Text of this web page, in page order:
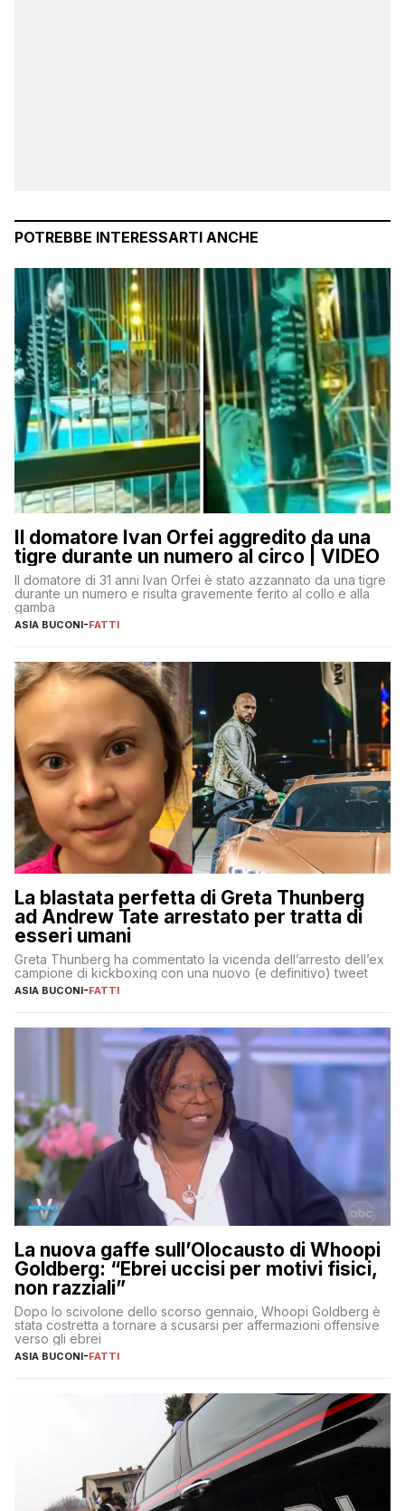
POTREBBE INTERESSARTI ANCHE
Il domatore Ivan Orfei aggredito da una
tigre durante un numero al circo | VIDEO
Il domatore di 31 anni Ivan Orfei è stato azzannato da una tigre
durante un numero e risulta gravemente ferito al collo e alla
gamba
ASIA BUCONI-FATTI
La blastata perfetta di Greta Thunberg
ad Andrew Tate arrestato per tratta di
esseri umani
Greta Thunberg ha commentato la vicenda dell’arresto dell’ex
campione di kickboxing con una nuovo (e definitivo) tweet
ASIA BUCONI-FATTI
La nuova gaffe sull’Olocausto di Whoopi
Goldberg: “Ebrei uccisi per motivi fisici,
non razziali”
Dopo lo scivolone dello scorso gennaio, Whoopi Goldberg è
stata costretta a tornare a scusarsi per affermazioni offensive
verso gli ebrei
ASIA BUCONI-FATTI